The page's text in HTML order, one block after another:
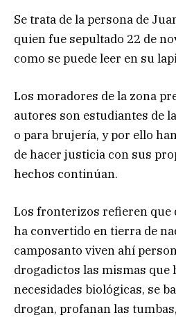
Se trata de la persona de
quien fue sepultado 22 de
como se puede leer en su
Los moradores de la zona
autores son estudiantes de
o para brujería, y por ello
de hacer justicia con sus
hechos continúan.
Los fronterizos refieren que
ha convertido en tierra de
camposanto viven ahí
drogadictos las mismas que
necesidades biológicas, se
drogan, profanan las